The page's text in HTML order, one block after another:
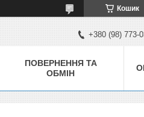
Кошик
+380 (98) 773-
ПОВЕРНЕННЯ ТА
ОБМІН